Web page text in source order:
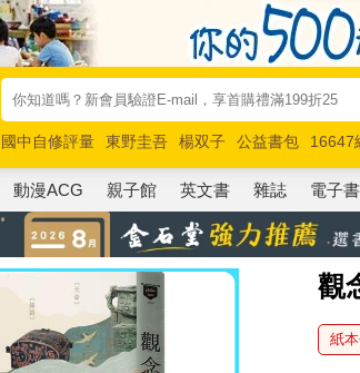
國中自修評量 東野圭吾 楊双子 公益書包 16647
唯紅花綻放
奧德賽 路邊攤新作 馬斯克 玩具總動
動漫ACG 親子館 英文書 雜誌 電子書
觀
紙